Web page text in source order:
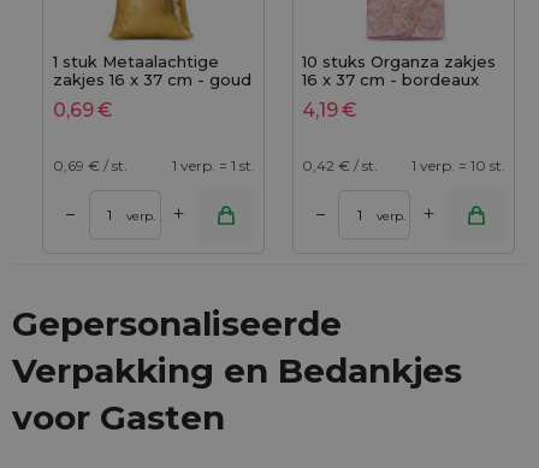
1 stuk Metaalachtige
zakjes 16 x 37 cm - goud
metallic
0,69€
0,69 € / st. 1 verp. = 1 st.
– verp. +
10 stuks Organza zakjes
16 x 37 cm - bordeaux
4,19€
0,42 € / st. 1 verp. = 10 st.
– verp. +
Gepersonaliseerde
Verpakking en Bedankjes
voor Gasten